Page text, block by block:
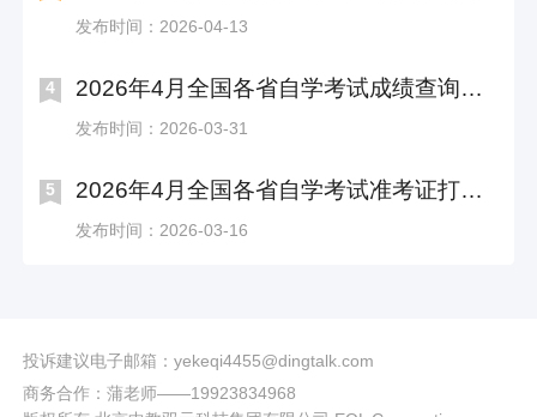
发布时间：2026-04-13
4 2026年4月全国各省自学考试成绩查询时间及入口汇总
发布时间：2026-03-31
5 2026年4月全国各省自学考试准考证打印时间及入口汇总
发布时间：2026-03-16
投诉建议电子邮箱：yekeqi4455@dingtalk.com
商务合作：蒲老师——19923834968